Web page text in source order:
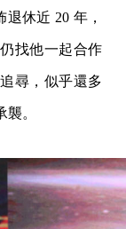
休近 20 年，
找他一起合作
尋，似乎還多
。